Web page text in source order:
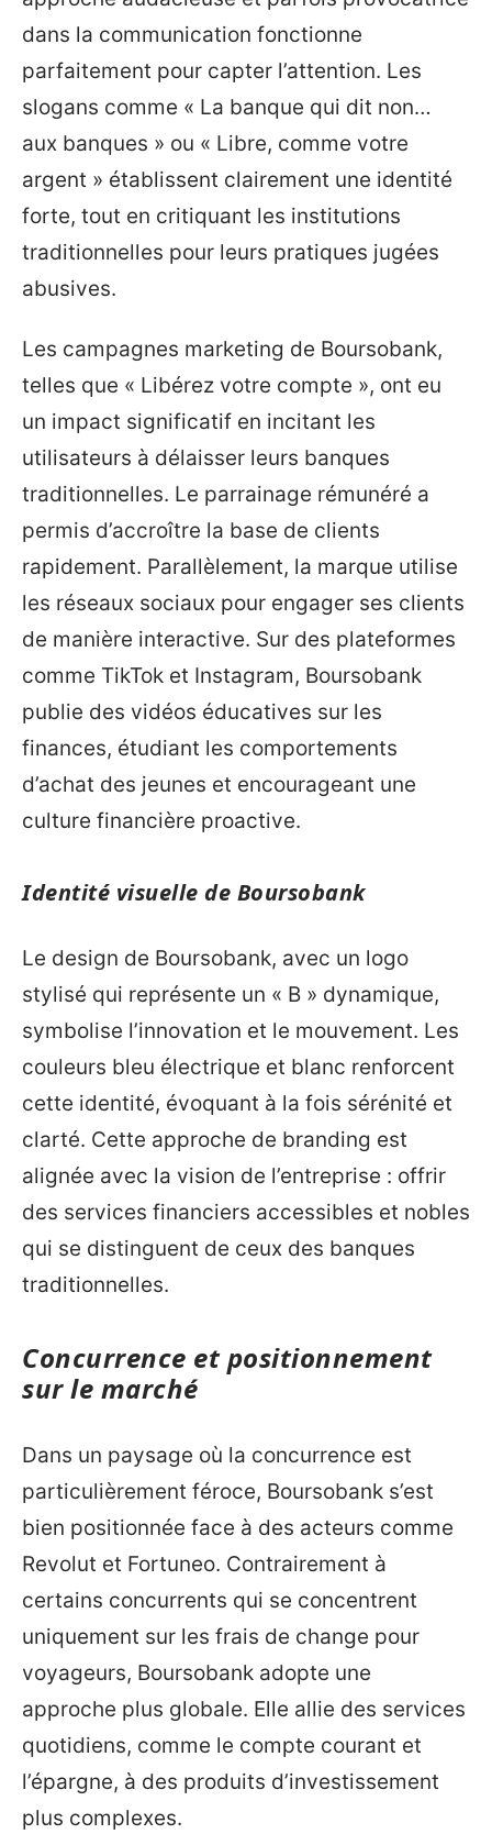
dans la communication fonctionne
parfaitement pour capter l’attention. Les
slogans comme « La banque qui dit non…
aux banques » ou « Libre, comme votre
argent » établissent clairement une identité
forte, tout en critiquant les institutions
traditionnelles pour leurs pratiques jugées
abusives.
Les campagnes marketing de Boursobank,
telles que « Libérez votre compte », ont eu
un impact significatif en incitant les
utilisateurs à délaisser leurs banques
traditionnelles. Le parrainage rémunéré a
permis d’accroître la base de clients
rapidement. Parallèlement, la marque utilise
les réseaux sociaux pour engager ses clients
de manière interactive. Sur des plateformes
comme TikTok et Instagram, Boursobank
publie des vidéos éducatives sur les
finances, étudiant les comportements
d’achat des jeunes et encourageant une
culture financière proactive.
Identité visuelle de Boursobank
Le design de Boursobank, avec un logo
stylisé qui représente un « B » dynamique,
symbolise l’innovation et le mouvement. Les
couleurs bleu électrique et blanc renforcent
cette identité, évoquant à la fois sérénité et
clarté. Cette approche de branding est
alignée avec la vision de l’entreprise : offrir
des services financiers accessibles et nobles
qui se distinguent de ceux des banques
traditionnelles.
Concurrence et positionnement
sur le marché
Dans un paysage où la concurrence est
particulièrement féroce, Boursobank s’est
bien positionnée face à des acteurs comme
Revolut et Fortuneo. Contrairement à
certains concurrents qui se concentrent
uniquement sur les frais de change pour
voyageurs, Boursobank adopte une
approche plus globale. Elle allie des services
quotidiens, comme le compte courant et
l’épargne, à des produits d’investissement
plus complexes.